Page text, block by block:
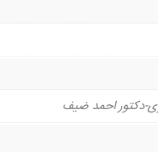
دکتور احمد ضیف